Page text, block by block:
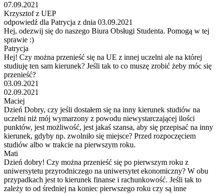
07.09.2021
Krzysztof z UEP
odpowiedź dla Patrycja z dnia 03.09.2021
Hej, odezwij się do naszego Biura Obsługi Studenta. Pomogą w tej
sprawie :)
Patrycja
Hej! Czy można przenieść się na UE z innej uczelni ale na której
studiuję ten sam kierunek? Jeśli tak to co muszę zrobić żeby móc się
przenieść?
03.09.2021
02.09.2021
Maciej
Dzień Dobry, czy jeśli dostałem się na inny kierunek studiów na
uczelni niż mój wymarzony z powodu niewystarczającej ilości
punktów, jest możliwość, jest jakaś szansa, aby się przepisać na inny
kierunek, gdyby np. zwolniło się miejsce? Przed rozpoczęciem
studiów albo w trakcie na pierwszym roku.
Mati
Dzień dobry! Czy można przenieść się po pierwszym roku z
uniwersytetu przyrodniczego na uniwersytet ekonomiczny? W obu
przypadkach jest to kierunek finanse i rachunkowość. Jeśli tak to
zależy to od średniej na koniec pierwszego roku czy są inne